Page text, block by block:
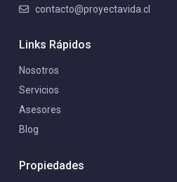
contacto@proyectavida.cl
Links Rápidos
Nosotros
Servicios
Asesores
Blog
Propiedades